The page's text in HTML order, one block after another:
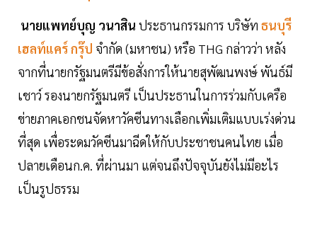
นายแพทย์บุญ วนาสิน ประธานกรรมการ บริษัท ธนบุรี
เฮลท์แคร์ กรุ๊ป จำกัด (มหาชน) หรือ THG กล่าวว่า หลัง
จากที่นายกรัฐมนตรีมีข้อสั่งการให้นายสุพัฒนพงษ์ พันธ์มี
เชาว์ รองนายกรัฐมนตรี เป็นประธานในการร่วมกับเครือ
ข่ายภาคเอกชนจัดหาวัคซีนทางเลือกเพิ่มเติมแบบเร่งด่วน
ที่สุด เพื่อระดมวัคซีนมาฉีดให้กับประชาชนคนไทย เมื่อ
ปลายเดือนก.ค. ที่ผ่านมา แต่จนถึงปัจจุบันยังไม่มีอะไร
เป็นรูปธรรม